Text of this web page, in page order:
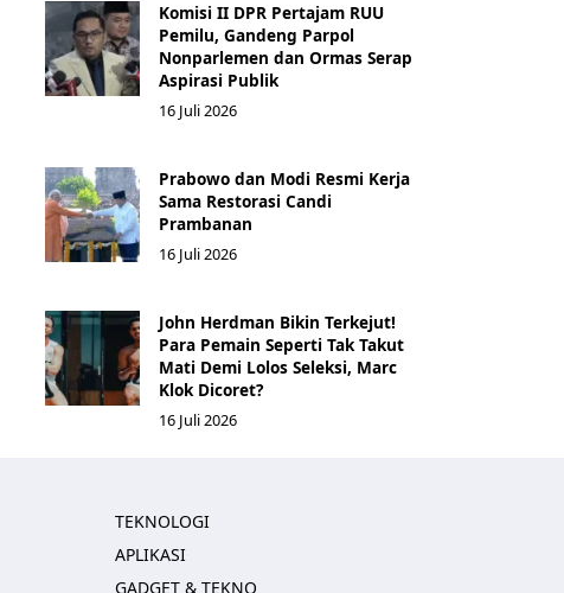
Komisi II DPR Pertajam RUU
Pemilu, Gandeng Parpol
Nonparlemen dan Ormas Serap
Aspirasi Publik
16 Juli 2026
Prabowo dan Modi Resmi Kerja
Sama Restorasi Candi
Prambanan
16 Juli 2026
John Herdman Bikin Terkejut!
Para Pemain Seperti Tak Takut
Mati Demi Lolos Seleksi, Marc
Klok Dicoret?
16 Juli 2026
TEKNOLOGI
APLIKASI
GADGET & TEKNO